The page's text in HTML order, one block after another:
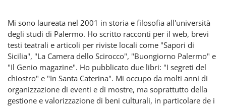
Mi sono laureata nel 2001 in storia e filosofia all'università
degli studi di Palermo. Ho scritto racconti per il web, brevi
testi teatrali e articoli per riviste locali come "Sapori di
Sicilia", "La Camera dello Scirocco", "Buongiorno Palermo" e
"Il Genio magazine". Ho pubblicato due libri: "I segreti del
chiostro" e "In Santa Caterina". Mi occupo da molti anni di
organizzazione di eventi e di mostre, ma soprattutto della
gestione e valorizzazione di beni culturali, in particolare de i